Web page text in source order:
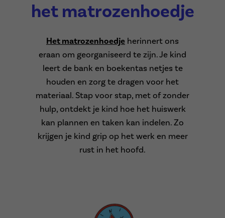
het matrozenhoedje
Het matrozenhoedje herinnert ons
eraan om georganiseerd te zijn. Je kind
leert de bank en boekentas netjes te
houden en zorg te dragen voor het
materiaal. Stap voor stap, met of zonder
hulp, ontdekt je kind hoe het huiswerk
kan plannen en taken kan indelen. Zo
krijgen je kind grip op het werk en meer
rust in het hoofd.